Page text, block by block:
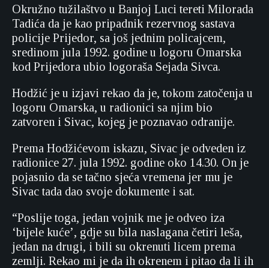
Okružno tužilaštvo u Banjoj Luci tereti Milorada
Tadića da je kao pripadnik rezervnog sastava
policije Prijedor, sa još jednim policajcem,
sredinom jula 1992. godine u logoru Omarska
kod Prijedora ubio logoraša Sejada Sivca.
Hodžić je u izjavi rekao da je, tokom zatočenja u
logoru Omarska, u radionici sa njim bio
zatvoren i Sivac, kojeg je poznavao odranije.
Prema Hodžićevom iskazu, Sivac je odveden iz
radionice 27. jula 1992. godine oko 14.30. On je
pojasnio da se tačno sjeća vremena jer mu je
Sivac tada dao svoje dokumente i sat.
“Poslije toga, jedan vojnik me je odveo iza
‘bijele kuće’, gdje su bila naslagana četiri leša,
jedan na drugi, i bili su okrenuti licem prema
zemlji. Rekao mi je da ih okrenem i pitao da li ih